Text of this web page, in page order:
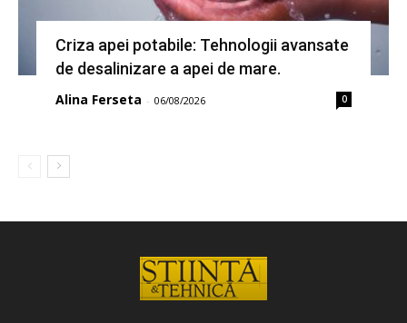
Criza apei potabile: Tehnologii avansate
de desalinizare a apei de mare.
Alina Ferseta - 06/08/2026 0